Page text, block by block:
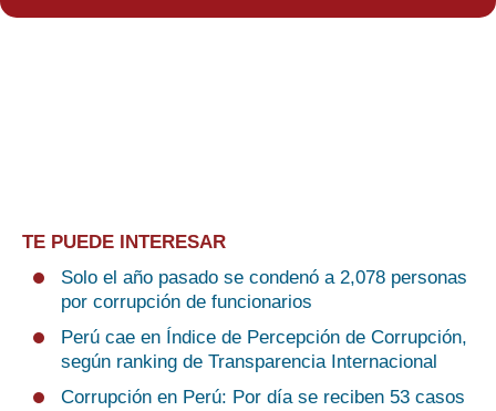
TE PUEDE INTERESAR
Solo el año pasado se condenó a 2,078 personas
por corrupción de funcionarios
Perú cae en Índice de Percepción de Corrupción,
según ranking de Transparencia Internacional
Corrupción en Perú: Por día se reciben 53 casos